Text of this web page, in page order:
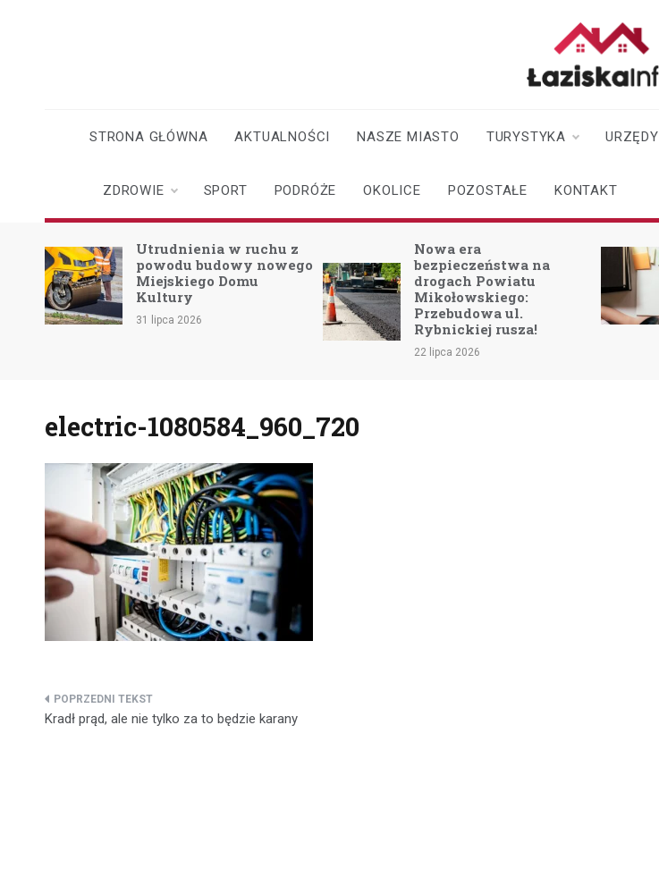
STRONA GŁÓWNA AKTUALNOŚCI NASZE MIASTO TURYSTYKA URZĘDY
ZDROWIE SPORT PODRÓŻE OKOLICE POZOSTAŁE KONTAKT
Utrudnienia w ruchu z
powodu budowy nowego
Miejskiego Domu
Kultury
31 lipca 2026
Nowa era
bezpieczeństwa na
drogach Powiatu
Mikołowskiego:
Przebudowa ul.
Rybnickiej rusza!
22 lipca 2026
electric-1080584_960_720
Nawigacja
Kradł prąd, ale nie tylko za to będzie karany